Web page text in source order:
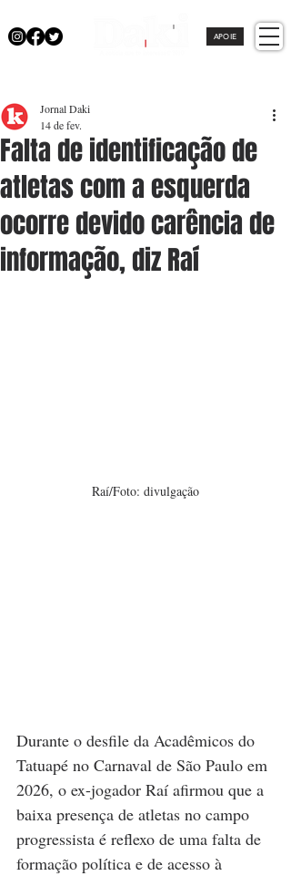
APOIE
Falta de identificação de
atletas com a esquerda
ocorre devido carência de
informação, diz Raí
Jornal Daki
14 de fev.
Raí/Foto: divulgação
Durante o desfile da Acadêmicos do
Tatuapé no Carnaval de São Paulo em
2026, o ex-jogador Raí afirmou que a
baixa presença de atletas no campo
progressista é reflexo de uma falta de
formação política e de acesso à